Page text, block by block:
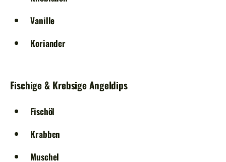
Vanille
Koriander
Fischige & Krebsige Angeldips
Fischöl
Krabben
Muschel